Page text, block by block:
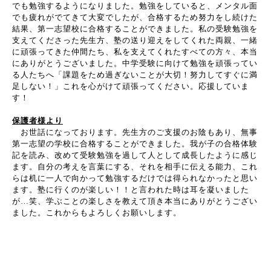
でも勉強するようになりました。勉強をしていると、メンタル面
でも疲れがでてきて大変でしたが、合格するため努力をし続けた
結果、第一志望校に合格することができました。私の受験勉強を
支えてくださった先生方、塾の送り迎えをしてくれた両親、一緒
に頑張ってきた仲間たち、私を支えてくれたすべての方々、本当
にありがとうございました。中学受験に向けて勉強を頑張ってい
る人たちへ「課題をため過ぎないことが大切！努力してすぐに満
足しない！」これを心がけて頑張ってください。応援していま
す！
保護者様より
お世話になっております。先生方のご支援のお陰もあり、無事
第一志望の学校に合格することができました。我が子の合格体験
記を読み、改めて受験勉強を過して人として成長したように感じ
ます。自分の考えを言葉にする、それを相手に伝える能力、これ
らは机に一人で向かって勉強するだけでは得られなかったと思い
ます。塾に行くのが楽しい！！と言われた時は耳を凝いました
が…笑、学ぶことの楽しさを教えて頂き本当にありがとうござい
ました。これからもよろしくお願いします。